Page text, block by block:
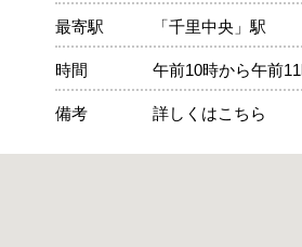
最寄駅 「千里中央」駅
時間 午前10時から午前
備考 詳しくはこちら